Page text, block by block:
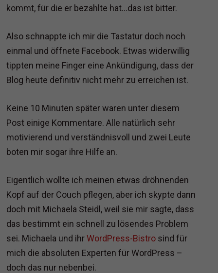
kommt, für die er bezahlte hat…das ist bitter.
Also schnappte ich mir die Tastatur doch noch
einmal und öffnete Facebook. Etwas widerwillig
tippten meine Finger eine Ankündigung, dass der
Blog heute definitiv nicht mehr zu erreichen ist.
Keine 10 Minuten später waren unter diesem
Post einige Kommentare. Alle natürlich sehr
motivierend und verständnisvoll und zwei Leute
boten mir sogar ihre Hilfe an.
Eigentlich wollte ich meinen etwas dröhnenden
Kopf auf der Couch pflegen, aber ich skypte dann
doch mit Michaela Steidl, weil sie mir sagte, dass
das bestimmt ein schnell zu lösendes Problem
sei. Michaela und ihrWordPress-Bistro sind für
mich die absoluten Experten für WordPress –
doch das nur nebenbei.